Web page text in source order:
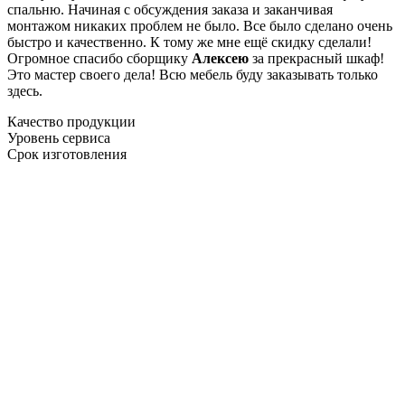
спальню. Начиная с обсуждения заказа и заканчивая
монтажом никаких проблем не было. Все было сделано очень
быстро и качественно. К тому же мне ещё скидку сделали!
Огромное спасибо сборщику Алексею за прекрасный шкаф!
Это мастер своего дела! Всю мебель буду заказывать только
здесь.
Качество продукции
Уровень сервиса
Срок изготовления